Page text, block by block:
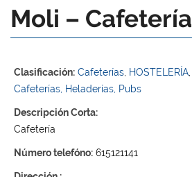
Moli – Cafetería
Clasificación: Cafeterías, HOSTELERÍA,
Cafeterías, Heladerías, Pubs
Descripción Corta:
Cafetería
Número telefóno: 615121141